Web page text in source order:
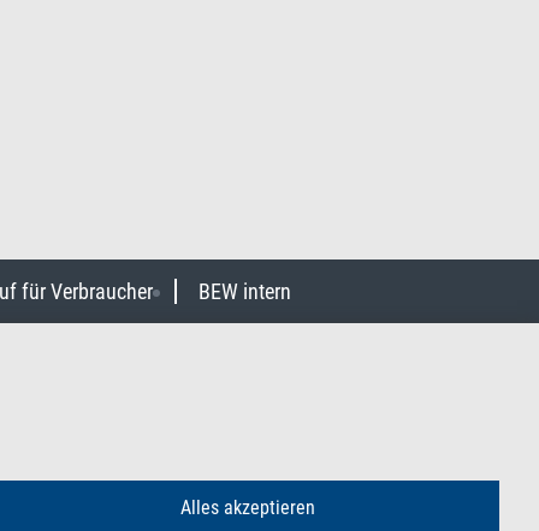
für Verbraucher BEW intern
Alles akzeptieren